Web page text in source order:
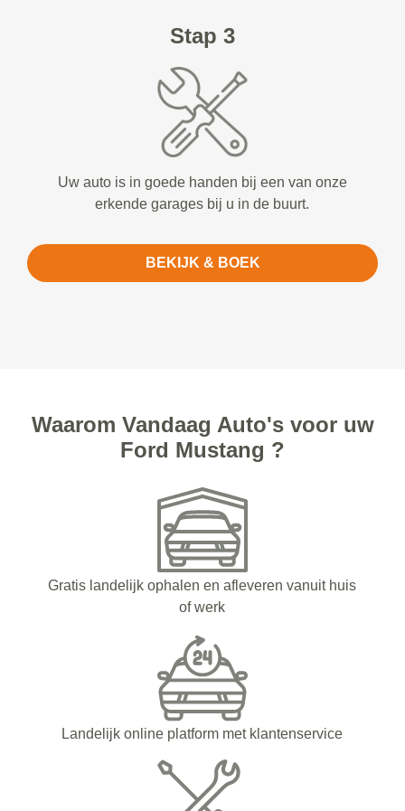
Stap 3
Uw auto is in goede handen bij een van onze
erkende garages bij u in de buurt.
BEKIJK & BOEK
Waarom Vandaag Auto's voor uw
Ford Mustang ?
Gratis landelijk ophalen en afleveren vanuit huis
of werk
Landelijk online platform met klantenservice